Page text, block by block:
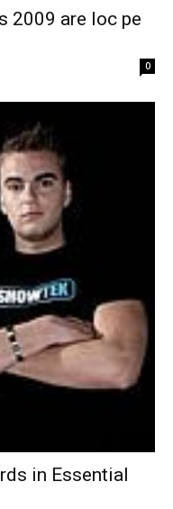
2009 are loc pe
0
in Essential